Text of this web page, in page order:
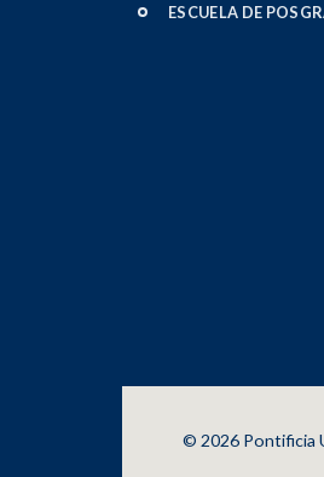
ESCUELA DE
© 2026 Pontificia